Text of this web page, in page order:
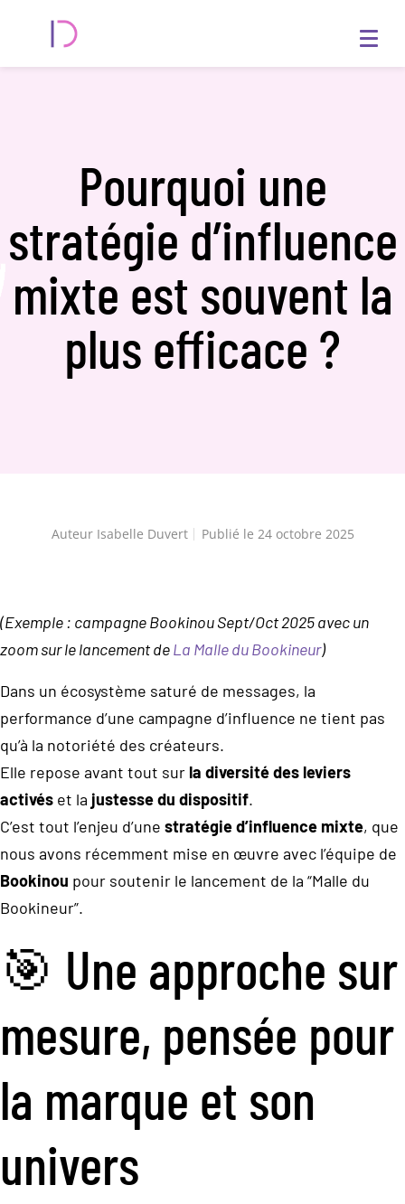
Pourquoi une
stratégie d’influence
mixte est souvent la
plus efficace ?
AuteurIsabelle Duvert Publié le 24 octobre 2025
(Exemple : campagne Bookinou Sept/Oct 2025 avec un
zoom sur le lancement deLa Malle du Bookineur)
Dans un écosystème saturé de messages, la
performance d’une campagne d’influence ne tient pas
qu’à la notoriété des créateurs.
Elle repose avant tout sur la diversité des leviers
activés et la justesse du dispositif.
C’est tout l’enjeu d’une stratégie d’influence mixte, que
nous avons récemment mise en œuvre avec l’équipe de
Bookinou pour soutenir le lancement de la “Malle du
Bookineur”.
🎯 Une approche sur
mesure, pensée pour
la marque et son
univers